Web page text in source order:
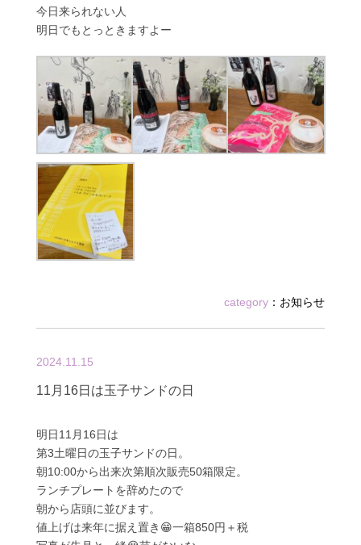
今日来られない人
明日でもとっときますよー
category ： お知らせ
2024.11.15
11月16日は玉子サンドの日
明日11月16日は
第3土曜日の玉子サンドの日。
朝10:00から出来次第順次販売50箱限定。
ランチプレートを辞めたので
朝から店頭に並びます。
値上げは来年に据え置き😁一箱850円＋税